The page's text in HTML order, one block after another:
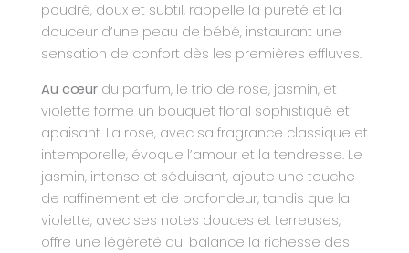
poudré, doux et subtil, rappelle la pureté et la
douceur d’une peau de bébé, instaurant une
sensation de confort dès les premières effluves.
Au cœur du parfum, le trio de rose, jasmin, et
violette forme un bouquet floral sophistiqué et
apaisant. La rose, avec sa fragrance classique et
intemporelle, évoque l’amour et la tendresse. Le
jasmin, intense et séduisant, ajoute une touche
de raffinement et de profondeur, tandis que la
violette, avec ses notes douces et terreuses,
offre une légèreté qui balance la richesse des